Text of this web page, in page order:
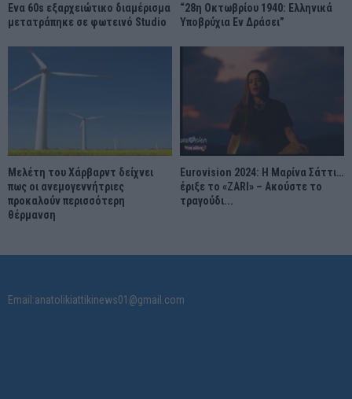
Ένα 60s εξαρχειώτικο διαμέρισμα
μετατράπηκε σε φωτεινό Studio
“28η Οκτωβρίου 1940: Ελληνικά
Υποβρύχια Εν Δράσει”
Μελέτη του Χάρβαρντ δείχνει
πως οι ανεμογεννήτριες
προκαλούν περισσότερη
θέρμανση
Eurovision 2024: Η Μαρίνα Σάττι…
έριξε το «ZARI» – Ακούστε το
τραγούδι...
Email:anatolikiattikinews01@gmail.com